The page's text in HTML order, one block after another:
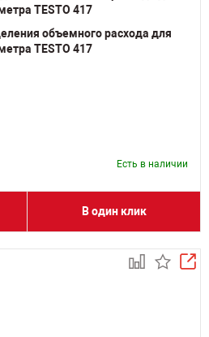
объемного расхода для
TESTO 417
Есть в наличии
В один клик